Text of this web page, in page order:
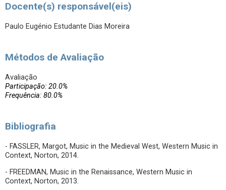
Docente(s) responsável(eis)
Paulo Eugénio Estudante Dias Moreira
Métodos de Avaliação
Avaliação
Participação: 20.0%
Frequência: 80.0%
Bibliografia
- FASSLER, Margot, Music in the Medieval West, Western Music in
Context, Norton, 2014.
- FREEDMAN, Music in the Renaissance, Western Music in
Context, Norton, 2013.